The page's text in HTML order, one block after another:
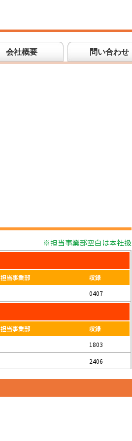
会社概要 問い合わせ
※担当事業部空白は本社扱
担当事業部 収録
0407
担当事業部 収録
1803
2406